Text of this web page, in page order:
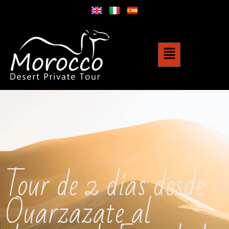
Tour de 2 días desde
Ouarzazate al